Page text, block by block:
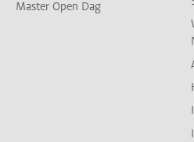
Master Open Dag